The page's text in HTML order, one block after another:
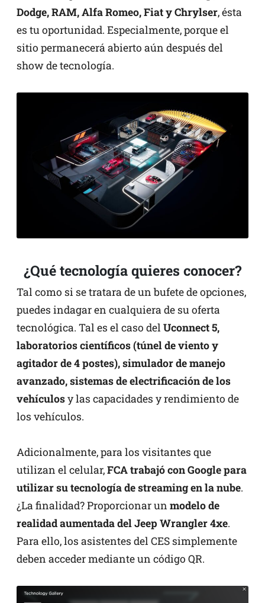
Dodge, RAM, Alfa Romeo, Fiat y Chrylser, ésta
es tu oportunidad. Especialmente, porque el
sitio permanecerá abierto aún después del
show de tecnología.
¿Qué tecnología quieres conocer?
Tal como si se tratara de un bufete de opciones,
puedes indagar en cualquiera de su oferta
tecnológica. Tal es el caso del Uconnect 5,
laboratorios científicos (túnel de viento y
agitador de 4 postes), simulador de manejo
avanzado, sistemas de electrificación de los
vehículosy las capacidades y rendimiento de
los vehículos.
Adicionalmente, para los visitantes que
utilizan el celular,FCA trabajó con Google para
utilizar su tecnología de streaming en la nube.
¿La finalidad? Proporcionar un modelo de
realidad aumentada del Jeep Wrangler 4xe.
Para ello, los asistentes del CES simplemente
deben acceder mediante un código QR.